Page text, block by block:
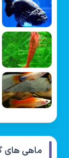
ماهی های